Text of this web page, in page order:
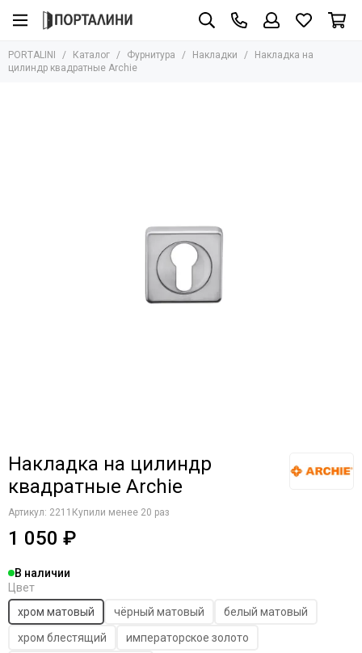
Фурнитура
Все товары
PORTALINI Каталог Фурнитура Накладки
Накладка на
цилиндр квадратные Archie
Накладка на цилиндр
квадратные Archie
Артикул: 2211 Купили менее 20 раз
1 050 ₽
В наличии
Цвет
хром матовый
чёрный матовый
белый матовый
хром блестящий
императорское золото